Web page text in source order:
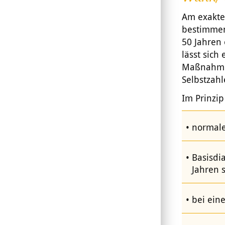
Am
50
lässt sich
Im
Jahren
bei